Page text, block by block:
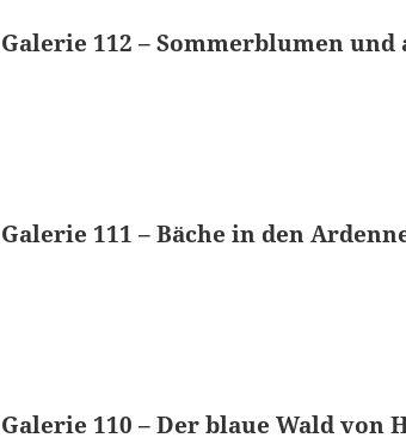
Galerie 112 – Sommerblumen und
Galerie 111 – Bäche in den
Galerie 110 – Der blaue Wald von